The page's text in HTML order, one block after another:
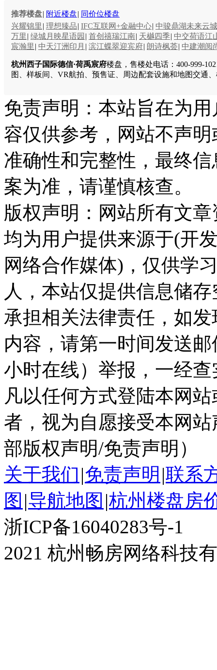
推荐楼盘| 附近楼盘| 同价位楼盘
兴耀锦里 | 理想臻品| IFC互联网+金融中心| 中骏鼎湖未来云城
万里 | 绿城月映星语园 | 首创禧瑞江南| 天樾四季| 中交荷语江
宸瀚里 | 中天汀洲印月 | 滨江蝶翠迎宾府| 朗诗枫荟| 中建潮阅
杭州西子国际德信·荷禹宸府楼盘，售楼处电话：400-999-
图、样板间、VR航拍、预售证、周边配套设施和地图交通
免责声明：本站旨在为
容仅供参考，网站不声
准确性和完整性，最终
案为准，请谨慎核查。
版权声明：网站所有文
均为用户提供来源于(开
网络合作媒体)，仅供学
人，本站仅提供信息储
承担相关法律责任，如
内容，请第一时间发送邮
小时在线）举报，一经
凡以任何方式登陆本网
者，视为自愿接受本网
部版权声明/免责声明）
关于我们 |免责声明 |联系
图 |导航地图 |杭州楼盘房
浙ICP备16040283号-1
2021 杭州畅房网络科技